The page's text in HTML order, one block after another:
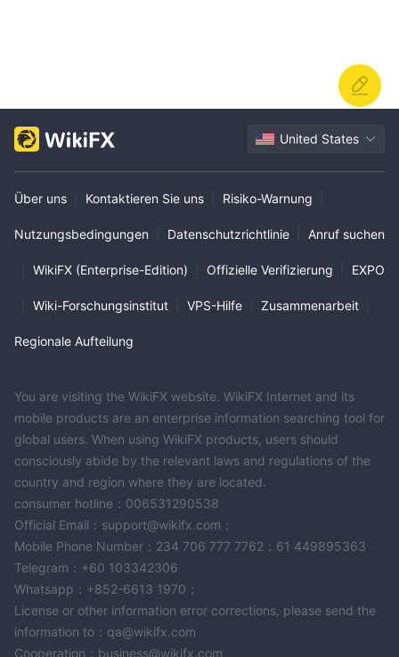
United States
Über uns Kontaktieren Sie uns Risiko-Warnung
Nutzungsbedingungen Datenschutzrichtlinie Anruf suchen
WikiFX (Enterprise-Edition) Offizielle Verifizierung EXPO
Wiki-Forschungsinstitut VPS-Hilfe Zusammenarbeit
Regionale Aufteilung
You are visiting the WikiFX website. WikiFX Internet and its
mobile products are an enterprise information searching tool for
global users. When using WikiFX products, users should
consciously abide by the relevant laws and regulations of the
country and region where they are located.
consumer hotline：006531290538
Official Email：support@wikifx.com；
Mobile Phone Number：234 706 777 7762；61 449895363
Telegram：+60 103342306
Whatsapp：+852-6613 1970；
License or other information error corrections, please send the
information to：qa@wikifx.com
Cooperation：business@wikifx.com